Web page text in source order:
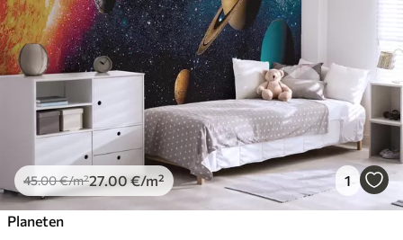
45.00€/m²27.00 €/m² 1
Planeten